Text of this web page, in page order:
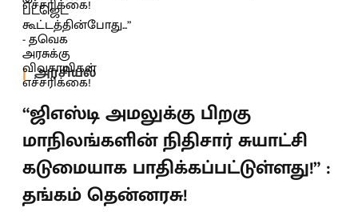
அரசியல்
“ஜிஎஸ்டி அமலுக்கு பிறகு
மாநிலங்களின் நிதிசார் சுயாட்சி
கடுமையாக பாதிக்கப்பட்டுள்ளது!” :
தங்கம் தென்னரசு!